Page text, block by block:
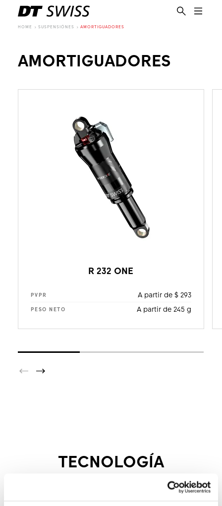
HOME SUSPENSIÓNES AMORTIGUADORES
AMORTIGUADORES
R 232 ONE
PVPR A partir de $ 293
PESO NETO A partir de 245 g
TECNOLOGÍA
SUSPENSIONES